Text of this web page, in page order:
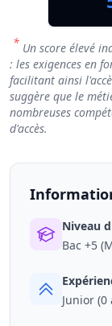
* Un score élevé
: les exigences en
facilitant ainsi
suggère que le
nombreuses
d'accès.
Niveau
Bac +5
Junior (0